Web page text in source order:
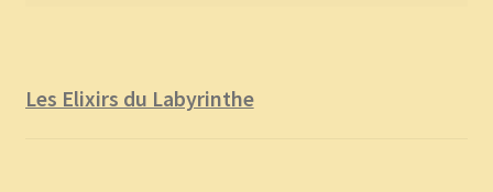
Les Elixirs du Labyrinthe